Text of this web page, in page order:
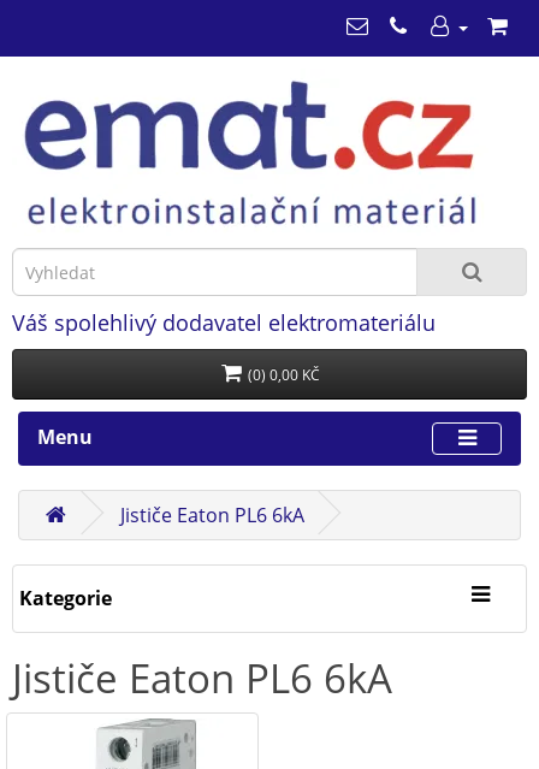
Váš spolehlivý dodavatel elektromateriálu
(0) 0,00 KČ
Menu
Jističe Eaton PL6 6kA
Kategorie
Jističe Eaton PL6 6kA